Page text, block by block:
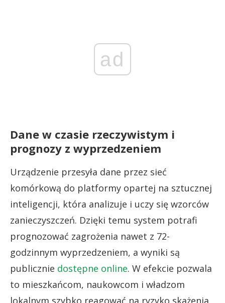
ad
Dane w czasie rzeczywistym i
prognozy z wyprzedzeniem
Urządzenie przesyła dane przez sieć
komórkową do platformy opartej na sztucznej
inteligencji, która analizuje i uczy się wzorców
zanieczyszczeń. Dzięki temu system potrafi
prognozować zagrożenia nawet z 72-
godzinnym wyprzedzeniem, a wyniki są
publicznie dostępne online. W efekcie pozwala
to mieszkańcom, naukowcom i władzom
lokalnym szybko reagować na ryzyko skażenia.